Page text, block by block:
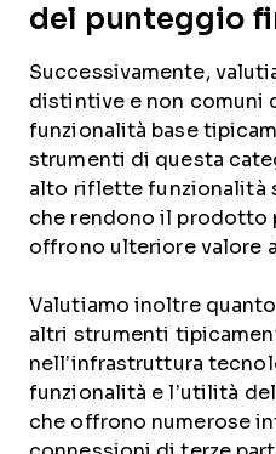
del punteggio
Successivamente,
distintive e non comuni
funzionalità base
strumenti di questa
alto riflette funzionalità
che rendono il prodotto
offrono ulteriore valore
Valutiamo inoltre
altri strumenti
nell’infrastruttura
funzionalità e l’utilità
che offrono numerose